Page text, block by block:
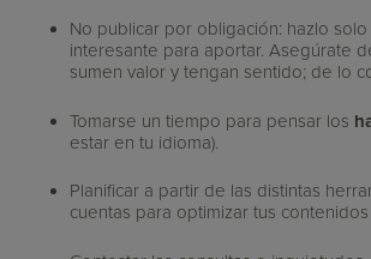
No publicar por obligación: hazlo
interesante para aportar. Asegúrate
sumen valor y tengan sentido; de lo
Tomarse un tiempo para pensar los
estar en tu idioma).
Planificar a partir de las distintas
cuentas para optimizar tus